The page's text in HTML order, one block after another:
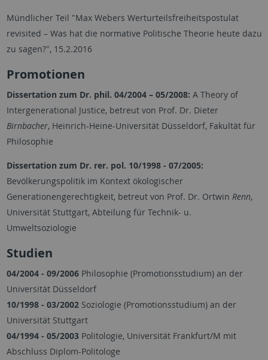
Mündlicher Teil "Max Webers Werturteilsfreiheitspostulat
revisited – Was hat die normative Politische Theorie heute dazu
zu sagen?", 15.2.2016
Promotionen
Dissertation zum Dr. phil. 04/2004 – 05/2008: A Theory of
Intergenerational Justice, betreut von Prof. Dr. Dieter
Birnbacher, Heinrich-Heine-Universität Düsseldorf, Fakultät für
Philosophie
Dissertation zum Dr. rer. pol. 10/1998 - 07/2005:
Bevölkerungspolitik im Kontext ökologischer
Generationengerechtigkeit, betreut von Prof. Dr. Ortwin Renn,
Universität Stuttgart, Abteilung für Technik- u.
Umweltsoziologie
Studien
04/2004 - 09/2006Philosophie (Promotionsstudium) an der
Universität Düsseldorf
10/1998 - 03/2002Soziologie (Promotionsstudium) an der
Universität Stuttgart
04/1994 - 05/2003Politologie, Universität Frankfurt/M mit
Abschluss Diplom-Politologe